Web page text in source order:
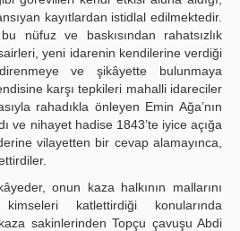
kayıtlardan istidlal edilmektedir.
nüfuz ve baskısından rahatsızlık
yeni idarenin kendilerine verdiği
ve şikâyette bulunmaya
karşı tepkileri mahalli idareciler
rahadıkla önleyen Emin Ağa’nın
ve nihayet hadise 1843’te iyice açığa
vilayetten bir cevap alamayınca,
onun kaza halkının mallarını
katlettirdiği konularında
sakinlerinden Topçu çavuşu Abdi